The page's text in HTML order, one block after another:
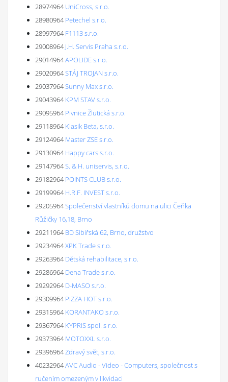
28974964 UniCross, s.r.o.
28980964 Petechel s.r.o.
28997964 F1113 s.r.o.
29008964 J.H. Servis Praha s.r.o.
29014964APOLIDE s.r.o.
29020964STÁJ TROJAN s.r.o.
29037964Sunny Max s.r.o.
29043964 KPM STAV s.r.o.
29095964 Pivnice Žlutická s.r.o.
29118964 Klasik Beta, s.r.o.
29124964 Master ZSE s.r.o.
29130964 Happy cars s.r.o.
29147964S. & H. uniservis, s.r.o.
29182964 POINTS CLUB s.r.o.
29199964 H.R.F. INVEST s.r.o.
29205964Společenství vlastníků domu na ulici Čeňka
Růžičky 16,18, Brno
29211964 BD Sibiřská 62, Brno, družstvo
29234964XPK Trade s.r.o.
29263964 Dětská rehabilitace, s.r.o.
29286964 Dena Trade s.r.o.
29292964 D-MASO s.r.o.
29309964 PIZZA HOT s.r.o.
29315964 KORANTAKO s.r.o.
29367964 KYPRIS spol. s r.o.
29373964 MOTOXXL s.r.o.
29396964Zdravý svět, s.r.o.
40232964AVC Audio - Video - Computers, společnost s
ručením omezeným v likvidaci